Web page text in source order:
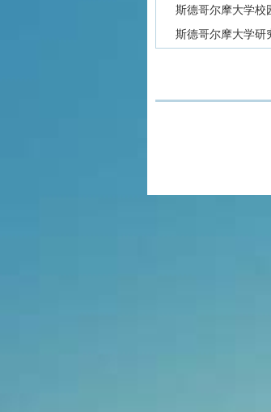
斯德哥尔摩大学校
斯德哥尔摩大学研